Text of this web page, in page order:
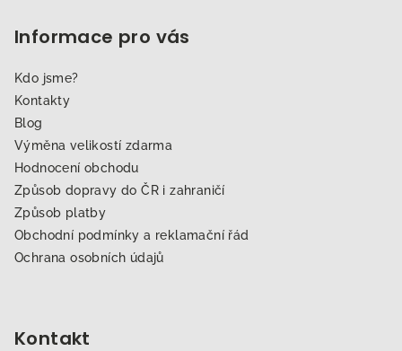
Informace pro vás
Kdo jsme?
Kontakty
Blog
Výměna velikostí zdarma
Hodnocení obchodu
Způsob dopravy do ČR i zahraničí
Způsob platby
Obchodní podmínky a reklamační řád
Ochrana osobních údajů
Kontakt